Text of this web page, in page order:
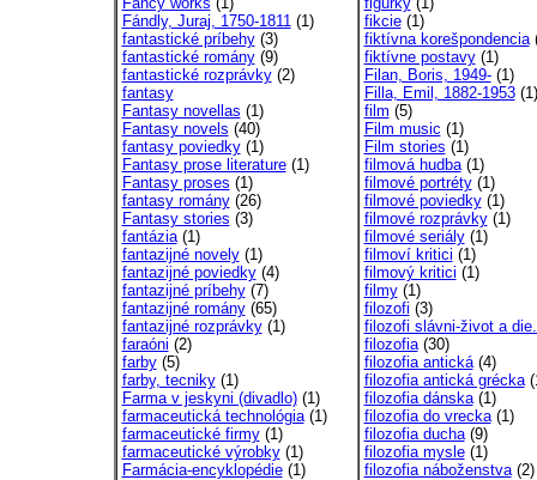
Fándly, Juraj, 1750-1811(1)
fantastické príbehy(3)
fantastické romány(9)
fantastické rozprávky(2)
fantasy
Fantasy novellas (1)
Fantasy novels (40)
fantasy poviedky(1)
Fantasy prose literature(1)
Fantasy proses (1)
fantasy romány(26)
Fantasy stories (3)
fantázia(1)
fantazijné novely(1)
fantazijné poviedky(4)
fantazijné príbehy(7)
fantazijné romány(65)
fantazijné rozprávky(1)
faraóni (2)
farby(5)
farby, tecniky(1)
Farma v jeskyni (divadlo)(1)
farmaceutická technológia(1)
farmaceutické firmy(1)
farmaceutické výrobky(1)
Farmácia-encyklopédie(1)
fikcie(1)
fiktívna korešpondencia
fiktívne postavy(1)
Filan, Boris, 1949-(1)
Filla, Emil, 1882-1953(1)
film (5)
Film music (1)
Film stories (1)
filmová hudba(1)
filmové portréty(1)
filmové poviedky(1)
filmové rozprávky(1)
filmové seriály(1)
filmoví kritici (1)
filmový kritici (1)
filmy(1)
filozofi (3)
filozofi slávni-život a
filozofia(30)
filozofia antická(4)
filozofia antická grécka
filozofia dánska(1)
filozofia do vrecka(1)
filozofia ducha(9)
filozofia mysle(1)
filozofia náboženstva(2)